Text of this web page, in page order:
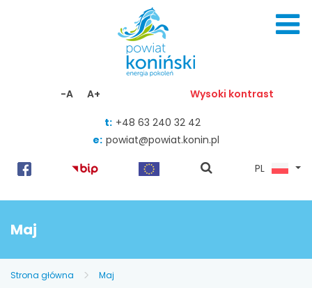
-A A+ Wysoki kontrast
t: +48 63 240 32 42
e: powiat@powiat.konin.pl
pokaż
PL
Maj
Strona główna Maj